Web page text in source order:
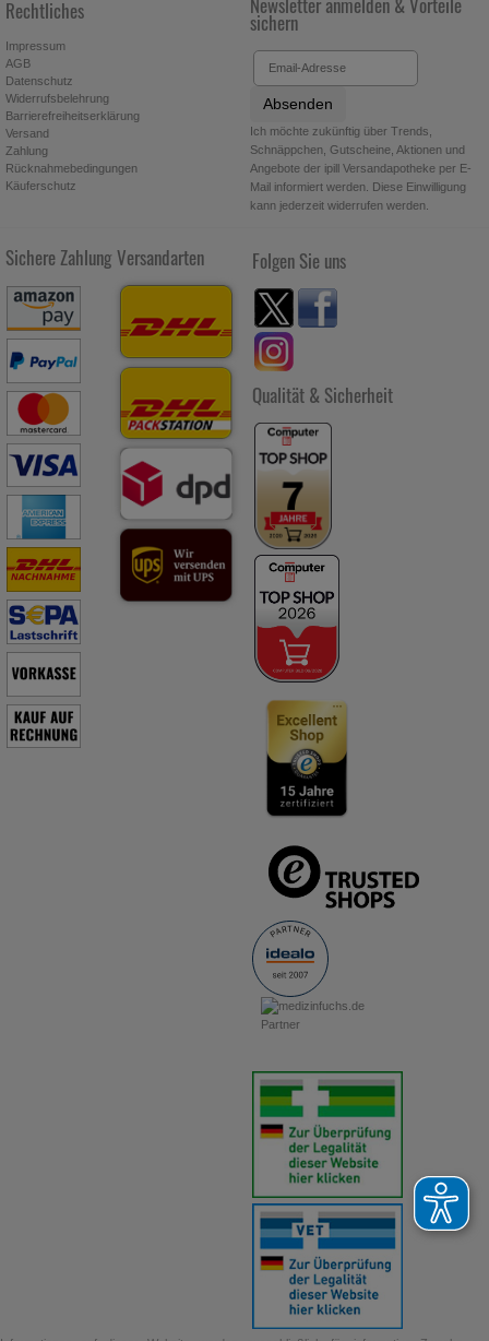
Statistik & Tracking:
Hierüber lassen sich Informationen über
die Art und Weise der Nutzung unserer Website sammeln, mit
deren Hilfe wir unsere Website weiter für Sie optimieren
können, den Inhalt auf unserer Website aber auch die Werbung
auf Drittseiten möglichst relevant für Sie zu gestalten. Bitte
beachten Sie, dass Daten hierfür teilweise an Dritte wie z.B.
Google oder soziale Medien übertragen werden.
Rechtliches
Impressum
AGB
Datenschutz
Widerrufsbelehrung
Barrierefreiheitserklärung
Versand
Zahlung
Rücknahmebedingungen
Käuferschutz
sichern
Absenden
Ich möchte zukünftig über Trends,
Schnäppchen, Gutscheine, Aktionen und
Angebote der ipill Versandapotheke per E-
Mail informiert werden. Diese Einwilligung
kann jederzeit widerrufen werden.
Sichere Zahlung Versandarten Folgen Sie uns
Qualität & Sicherheit